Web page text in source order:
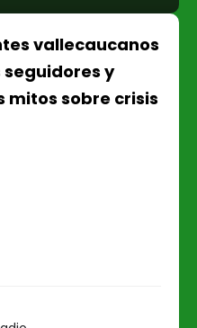
vallecaucanos
y
mitos sobre crisis